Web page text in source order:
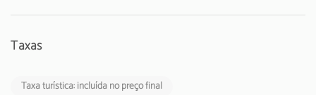
Taxas
Taxa turística: incluída no preço final